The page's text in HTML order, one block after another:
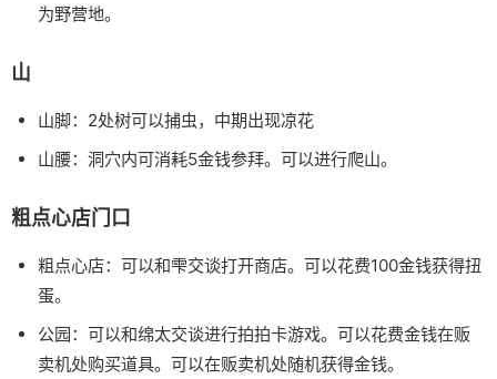
为野营地。
山
山脚：2处树可以捕虫，中期出现凉花
山腰：洞穴内可消耗5金钱参拜。可以进行爬山。
粗点心店门口
粗点心店：可以和雫交谈打开商店。可以花费100金钱获得扭
蛋。
公园：可以和绵太交谈进行拍拍卡游戏。可以花费金钱在贩
卖机处购买道具。可以在贩卖机处随机获得金钱。